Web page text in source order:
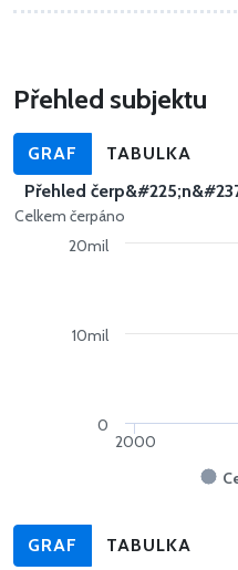
Přehled subjektu
GRAF TABULKA
Celkem čerpáno
Přehled
2000
0
10mil
20mil
GRAF TABULKA